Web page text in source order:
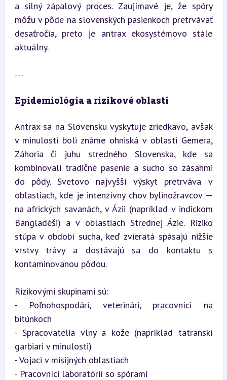
a silný zápalový proces. Zaujímavé je, že spóry
môžu v pôde na slovenských pasienkoch pretrvávať
desaťročia, preto je antrax ekosystémovo stále
aktuálny.
---
Epidemiológia a rizikové oblasti
Antrax sa na Slovensku vyskytuje zriedkavo, avšak
v minulosti boli známe ohniská v oblasti Gemera,
Záhoria či juhu stredného Slovenska, kde sa
kombinovali tradičné pasenie a sucho so zásahmi
do pôdy. Svetovo najvyšší výskyt pretrváva v
oblastiach, kde je intenzívny chov bylinožravcov —
na afrických savanách, v Ázii (napríklad v indickom
Bangladéši) a v oblastiach Strednej Ázie. Riziko
stúpa v období sucha, keď zvieratá spásajú nižšie
vrstvy trávy a dostávajú sa do kontaktu s
kontaminovanou pôdou.
Rizikovými skupinami sú:
- Poľnohospodári, veterinári, pracovníci na
bitúnkoch
- Spracovatelia vlny a kože (napríklad tatranskí
garbiari v minulosti)
- Vojaci v misijných oblastiach
- Pracovníci laboratórií so spórami